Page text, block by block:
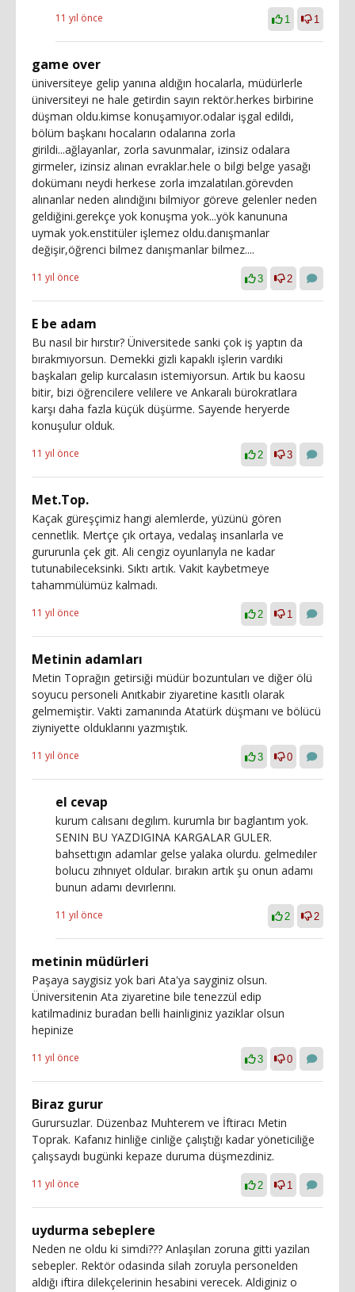
11 yıl önce 1 1
game over
üniversiteye gelip yanına aldığın hocalarla, müdürlerle
üniversiteyi ne hale getirdin sayın rektör.herkes birbirine
düşman oldu.kimse konuşamıyor.odalar işgal edildi,
bölüm başkanı hocaların odalarına zorla
girildi...ağlayanlar, zorla savunmalar, izinsiz odalara
girmeler, izinsiz alınan evraklar.hele o bilgi belge yasağı
dokümanı neydi herkese zorla imzalatılan.görevden
alınanlar neden alındığını bilmiyor göreve gelenler neden
geldiğini.gerekçe yok konuşma yok...yök kanununa
uymak yok.enstitüler işlemez oldu.danışmanlar
değişir,öğrenci bilmez danışmanlar bilmez....
11 yıl önce 3 2
E be adam
Bu nasıl bir hırstır? Üniversitede sanki çok iş yaptın da
bırakmıyorsun. Demekki gizli kapaklı işlerin vardıki
başkaları gelip kurcalasın istemiyorsun. Artık bu kaosu
bitir, bizi öğrencilere velilere ve Ankaralı bürokratlara
karşı daha fazla küçük düşürme. Sayende heryerde
konuşulur olduk.
11 yıl önce 2 3
Met.Top.
Kaçak güreşçimiz hangi alemlerde, yüzünü gören
cennetlik. Mertçe çık ortaya, vedalaş insanlarla ve
gururunla çek git. Ali cengiz oyunlarıyla ne kadar
tutunabileceksinki. Sıktı artık. Vakit kaybetmeye
tahammülümüz kalmadı.
11 yıl önce 2 1
Metinin adamları
Metin Toprağın getirsiği müdür bozuntuları ve diğer ölü
soyucu personeli Anıtkabir ziyaretine kasıtlı olarak
gelmemiştir. Vakti zamanında Atatürk düşmanı ve bölücü
ziyniyette olduklarını yazmıştık.
11 yıl önce 3 0
el cevap
kurum calısanı degılım. kurumla bır baglantım yok.
SENIN BU YAZDIGINA KARGALAR GULER.
bahsettıgın adamlar gelse yalaka olurdu. gelmedıler
bolucu zıhnıyet oldular. bırakın artık şu onun adamı
bunun adamı devırlerını.
11 yıl önce 2 2
metinin müdürleri
Paşaya saygisiz yok bari Ata'ya sayginiz olsun.
Üniversitenin Ata ziyaretine bile tenezzül edip
katilmadiniz buradan belli hainliginiz yaziklar olsun
hepinize
11 yıl önce 3 0
Biraz gurur
Gurursuzlar. Düzenbaz Muhterem ve İftiracı Metin
Toprak. Kafanız hinliğe cinliğe çalıştığı kadar yöneticiliğe
çalışsaydı bugünki kepaze duruma düşmezdiniz.
11 yıl önce 2 1
uydurma sebeplere
Neden ne oldu ki simdi??? Anlaşılan zoruna gitti yazilan
sebepler. Rektör odasinda silah zoruyla personelden
aldığı iftira dilekçelerinin hesabini verecek. Aldiginiz o